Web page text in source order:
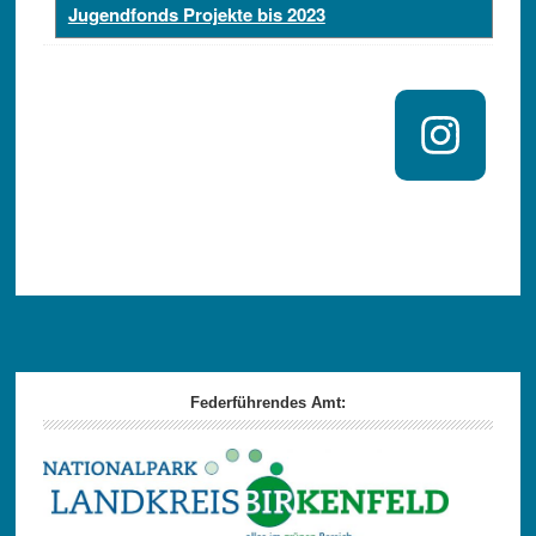
Jugendfonds Projekte bis 2023
Footer Federführendes Amt: